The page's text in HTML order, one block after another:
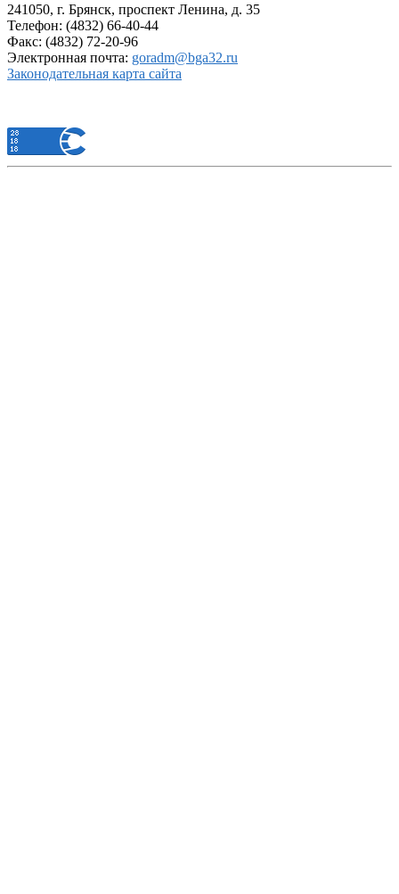
241050, г. Брянск, проспект Ленина, д. 35
Телефон: (4832) 66-40-44
Факс: (4832) 72-20-96
Электронная почта: goradm@bga32.ru
Законодательная карта сайта